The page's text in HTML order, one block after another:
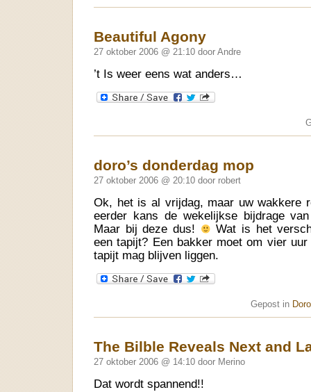
Beautiful Agony
27 oktober 2006 @ 21:10 door Andre
’t Is weer eens wat anders…
doro’s donderdag mop
27 oktober 2006 @ 20:10 door robert
Ok, het is al vrijdag, maar uw wakkere
eerder kans de wekelijkse bijdrage
Maar bij deze dus!
Wat is het
een tapijt? Een bakker moet om vier uur
tapijt mag blijven liggen.
Gepost in
The Bilble Reveals Next and
27 oktober 2006 @ 14:10 door Merino
Dat wordt spannend!!